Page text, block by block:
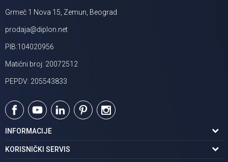
Grmeč 1 Nova 15, Zemun, Beograd
prodaja@diplon.net
PIB:104020956
Matični broj: 20072512
PEPDV: 205543833
INFORMACIJE
O nama
Podaci o trgovcu
KORISNIČKI SERVIS